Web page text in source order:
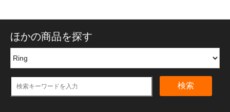
ほかの商品を探す
検索